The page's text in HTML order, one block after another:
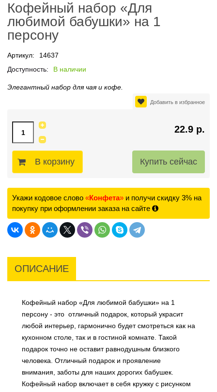
Кофейный набор «Для
любимой бабушки» на 1
персону
Артикул:
14637
Доступность:
В наличии
Элегантный набор для чая и кофе.
Добавить в избранное
22.9 р.
В корзину
Укажи кодовое слово «Конфета» и получи скидку 3% на
покупку при оформлении заказа на сайте
ОПИСАНИЕ
Кофейный набор «Для любимой бабушки» на 1
персону - это отличный подарок, который украсит
любой интерьер, гармонично будет смотреться как на
кухонном столе, так и в гостиной комнате. Такой
подарок точно не оставит равнодушным близкого
человека. Отличный подарок и проявление
внимания, заботы для наших дорогих бабушек.
Кофейный набор включает в себя кружку с рисунком